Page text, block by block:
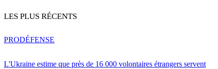
LES PLUS RÉCENTS
L'Ukraine estime que près de 16 000 volontaires étrangers servent
PRODÉFENSE